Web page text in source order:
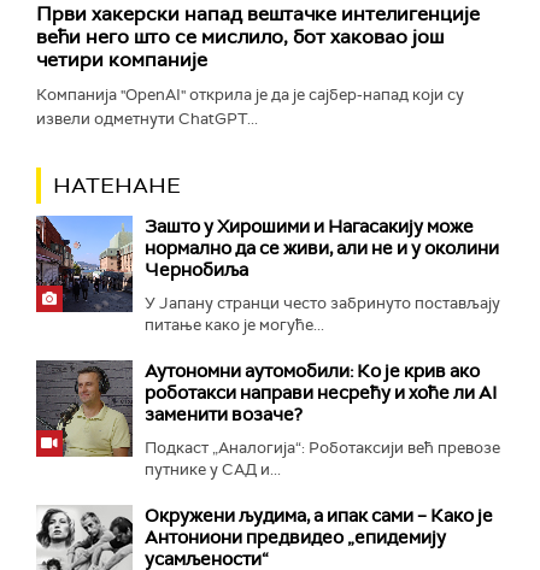
Први хакерски напад вештачке интелигенције
већи него што се мислило, бот хаковао још
четири компаније
Компанија "OpenAI" открила је да је сајбер-напад који су
извели одметнути ChatGPT...
НАТЕНАНЕ
Зашто у Хирошими и Нагасакију може
нормално да се живи, али не и у околини
Чернобиља
У Јапану странци често забринуто постављају
питање како је могуће...
Аутономни аутомобили: Ко је крив ако
роботакси направи несрећу и хоће ли AI
заменити возаче?
Подкаст „Аналогија“: Роботаксији већ превозе
путнике у САД и...
Окружени људима, а ипак сами – Како је
Антониони предвидео „епидемију
усамљености“